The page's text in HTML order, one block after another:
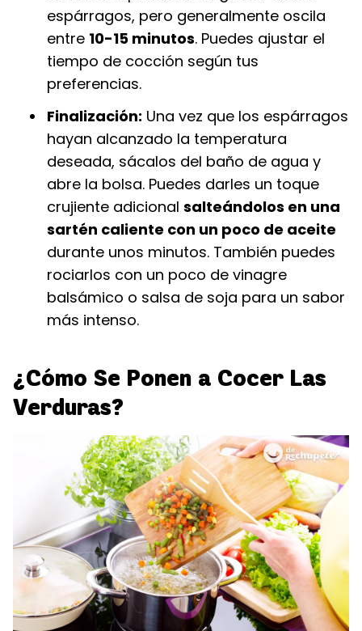
espárragos, pero generalmente oscila
entre 10-15 minutos. Puedes ajustar el
tiempo de cocción según tus
preferencias.
Finalización: Una vez que los espárragos
hayan alcanzado la temperatura
deseada, sácalos del baño de agua y
abre la bolsa. Puedes darles un toque
crujiente adicional salteándolos en una
sartén caliente con un poco de aceite
durante unos minutos. También puedes
rociarlos con un poco de vinagre
balsámico o salsa de soja para un sabor
más intenso.
¿Cómo Se Ponen a Cocer Las
Verduras?